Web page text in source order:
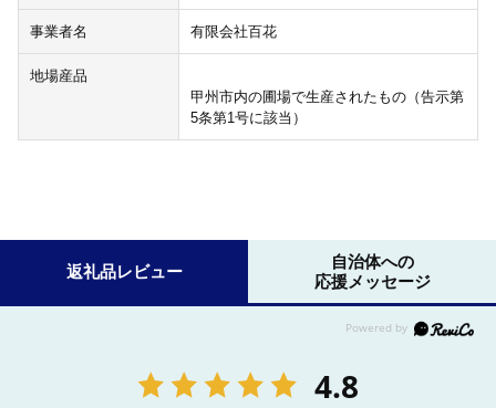
事業者名 有限会社百花
地場産品
甲州市内の圃場で生産されたもの（告示第
5条第1号に該当）
返礼品レビュー
自治体への
応援メッセージ
4.8